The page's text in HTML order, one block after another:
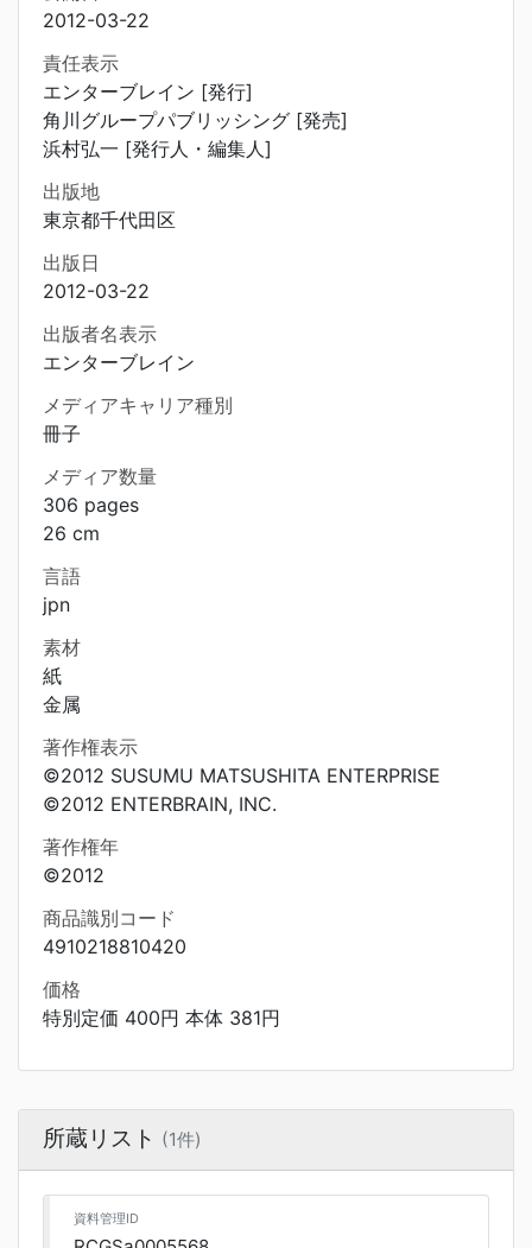
2012-03-22
責任表示
エンターブレイン [発行]
角川グループパブリッシング [発売]
浜村弘一 [発行人・編集人]
出版地
東京都千代田区
出版日
2012-03-22
出版者名表示
エンターブレイン
メディアキャリア種別
冊子
メディア数量
306 pages
26 cm
言語
jpn
素材
紙
金属
著作権表示
©2012 SUSUMU MATSUSHITA ENTERPRISE
©2012 ENTERBRAIN, INC.
著作権年
©2012
商品識別コード
4910218810420
価格
特別定価 400円 本体 381円
所蔵リスト (1件)
資料管理ID